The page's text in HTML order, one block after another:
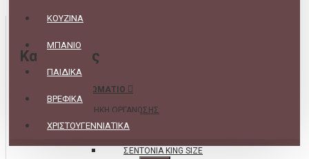
ΚΟΥΖΙΝΑ
ΜΠΑΝΙΟ
ΠΑΙΔΙΚΑ
ΒΡΕΦΙΚΑ
ΧΡΙΣΤΟΥΓΕΝΝΙΑΤΙΚΑ
Κατηγορίες
ΥΠΝΟΔΩΜΑΤΙΟ
ΘΗΚΗ ΟΡΓΑΝΩΣΗΣ
ΣΕΝΤΟΝΙΑ
ΣΕΝΤΟΝΙΑ KING SIZE